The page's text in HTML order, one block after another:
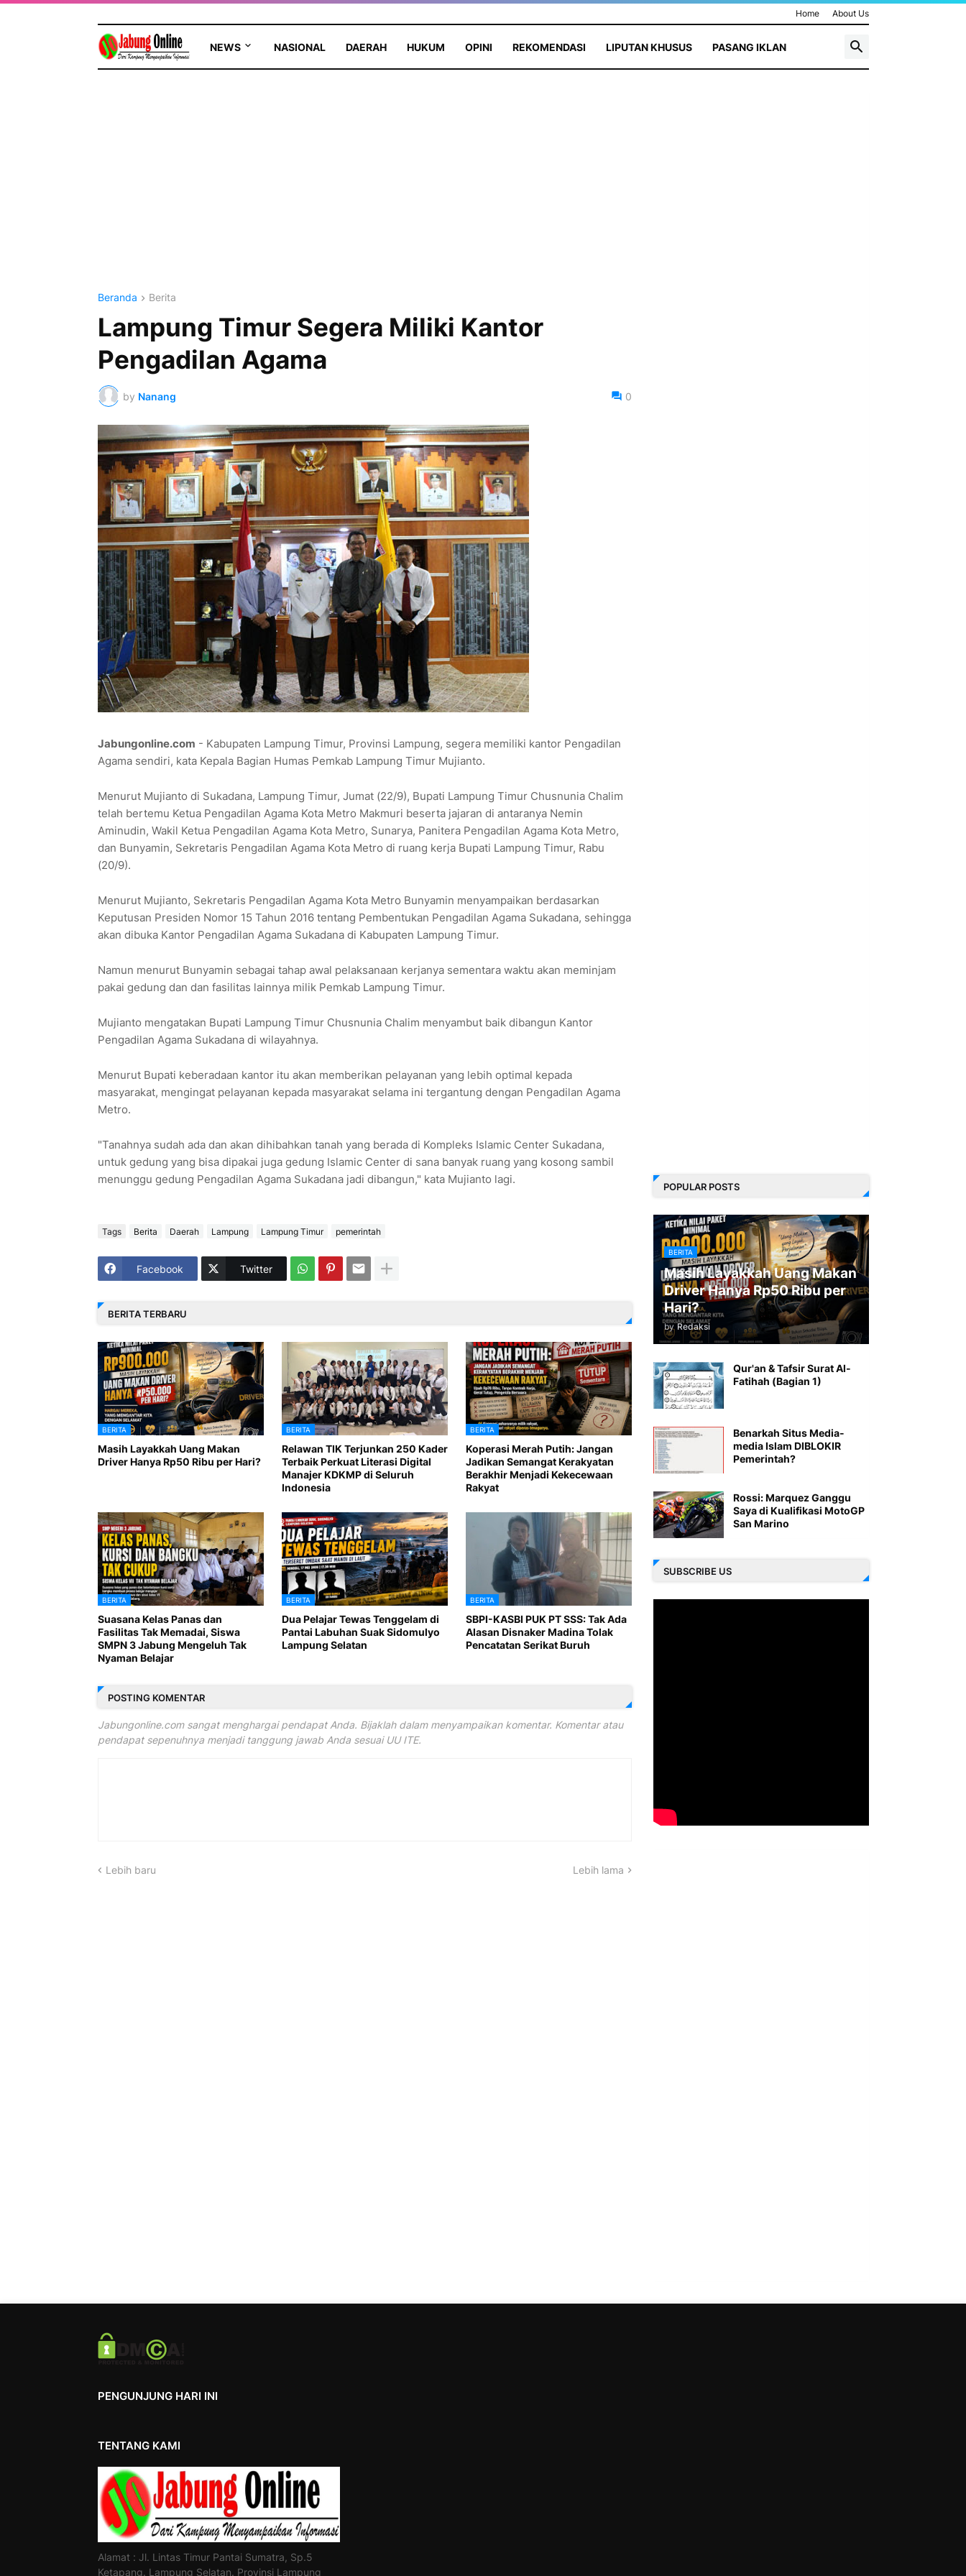
Home About Us
NEWS NASIONAL DAERAH HUKUM OPINI REKOMENDASI LIPUTAN KHUSUS PASANG IKLAN
Beranda Berita
Lampung Timur Segera Miliki Kantor
Pengadilan Agama
by Nanang 0
Jabungonline.com - Kabupaten Lampung Timur, Provinsi Lampung, segera memiliki kantor Pengadilan
Agama sendiri, kata Kepala Bagian Humas Pemkab Lampung Timur Mujianto.
Menurut Mujianto di Sukadana, Lampung Timur, Jumat (22/9), Bupati Lampung Timur Chusnunia Chalim
telah bertemu Ketua Pengadilan Agama Kota Metro Makmuri beserta jajaran di antaranya Nemin
Aminudin, Wakil Ketua Pengadilan Agama Kota Metro, Sunarya, Panitera Pengadilan Agama Kota Metro,
dan Bunyamin, Sekretaris Pengadilan Agama Kota Metro di ruang kerja Bupati Lampung Timur, Rabu
(20/9).
Menurut Mujianto, Sekretaris Pengadilan Agama Kota Metro Bunyamin menyampaikan berdasarkan
Keputusan Presiden Nomor 15 Tahun 2016 tentang Pembentukan Pengadilan Agama Sukadana, sehingga
akan dibuka Kantor Pengadilan Agama Sukadana di Kabupaten Lampung Timur.
Namun menurut Bunyamin sebagai tahap awal pelaksanaan kerjanya sementara waktu akan meminjam
pakai gedung dan dan fasilitas lainnya milik Pemkab Lampung Timur.
Mujianto mengatakan Bupati Lampung Timur Chusnunia Chalim menyambut baik dibangun Kantor
Pengadilan Agama Sukadana di wilayahnya.
Menurut Bupati keberadaan kantor itu akan memberikan pelayanan yang lebih optimal kepada
masyarakat, mengingat pelayanan kepada masyarakat selama ini tergantung dengan Pengadilan Agama
Metro.
"Tanahnya sudah ada dan akan dihibahkan tanah yang berada di Kompleks Islamic Center Sukadana,
untuk gedung yang bisa dipakai juga gedung Islamic Center di sana banyak ruang yang kosong sambil
menunggu gedung Pengadilan Agama Sukadana jadi dibangun," kata Mujianto lagi.
Tags Berita Daerah Lampung Lampung Timur pemerintah
Facebook Twitter
BERITA TERBARU
BERITA
Masih Layakkah Uang Makan
Driver Hanya Rp50 Ribu per Hari?
BERITA
Relawan TIK Terjunkan 250 Kader
Terbaik Perkuat Literasi Digital
Manajer KDKMP di Seluruh
Indonesia
BERITA
Koperasi Merah Putih: Jangan
Jadikan Semangat Kerakyatan
Berakhir Menjadi Kekecewaan
Rakyat
BERITA
Suasana Kelas Panas dan
Fasilitas Tak Memadai, Siswa
SMPN 3 Jabung Mengeluh Tak
Nyaman Belajar
BERITA
Dua Pelajar Tewas Tenggelam di
Pantai Labuhan Suak Sidomulyo
Lampung Selatan
BERITA
SBPI-KASBI PUK PT SSS: Tak Ada
Alasan Disnaker Madina Tolak
Pencatatan Serikat Buruh
POSTING KOMENTAR
Jabungonline.com sangat menghargai pendapat Anda. Bijaklah dalam menyampaikan komentar. Komentar atau
pendapat sepenuhnya menjadi tanggung jawab Anda sesuai UU ITE.
Lebih baru Lebih lama
POPULAR POSTS
BERITA
Masih Layakkah Uang Makan
Driver Hanya Rp50 Ribu per
Hari?
by Redaksi
Qur'an & Tafsir Surat Al-
Fatihah (Bagian 1)
Benarkah Situs Media-
media Islam DIBLOKIR
Pemerintah?
Rossi: Marquez Ganggu
Saya di Kualifikasi MotoGP
San Marino
SUBSCRIBE US
PENGUNJUNG HARI INI
TENTANG KAMI
Alamat : Jl. Lintas Timur Pantai Sumatra, Sp.5
Ketapang. Lampung Selatan. Provinsi Lampung